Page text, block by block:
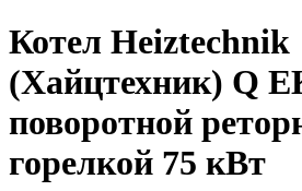
Котел Heiztechnik
(Хайцтехник) Q
поворотной
горелкой 75 кВт